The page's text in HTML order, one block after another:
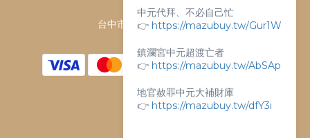
門市地址：
台中市大甲區順天路238號
中元代拜、不必自己忙
👉 https://mazubuy.tw/Gur1W
鎮瀾宮中元超渡亡者
👉 https://mazubuy.tw/AbSAp
地官赦罪中元大補財庫
👉 https://mazubuy.tw/dfY3i